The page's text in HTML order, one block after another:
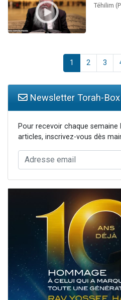
Téhilim
1 2 3
Newsletter Torah-Box
Pour recevoir chaque
articles, inscrivez-vous dès